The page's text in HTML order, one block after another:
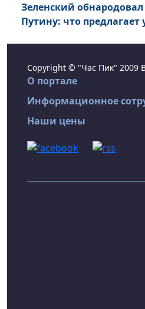
Зеленский
Путину: что
Copyright © "Час Пик" 2009
О портале
Информационное
Наши цены